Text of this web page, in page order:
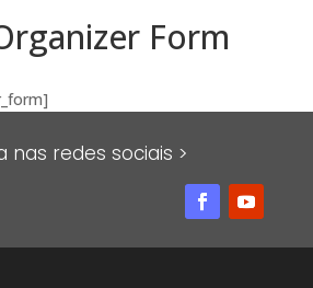
Form
nas redes sociais >